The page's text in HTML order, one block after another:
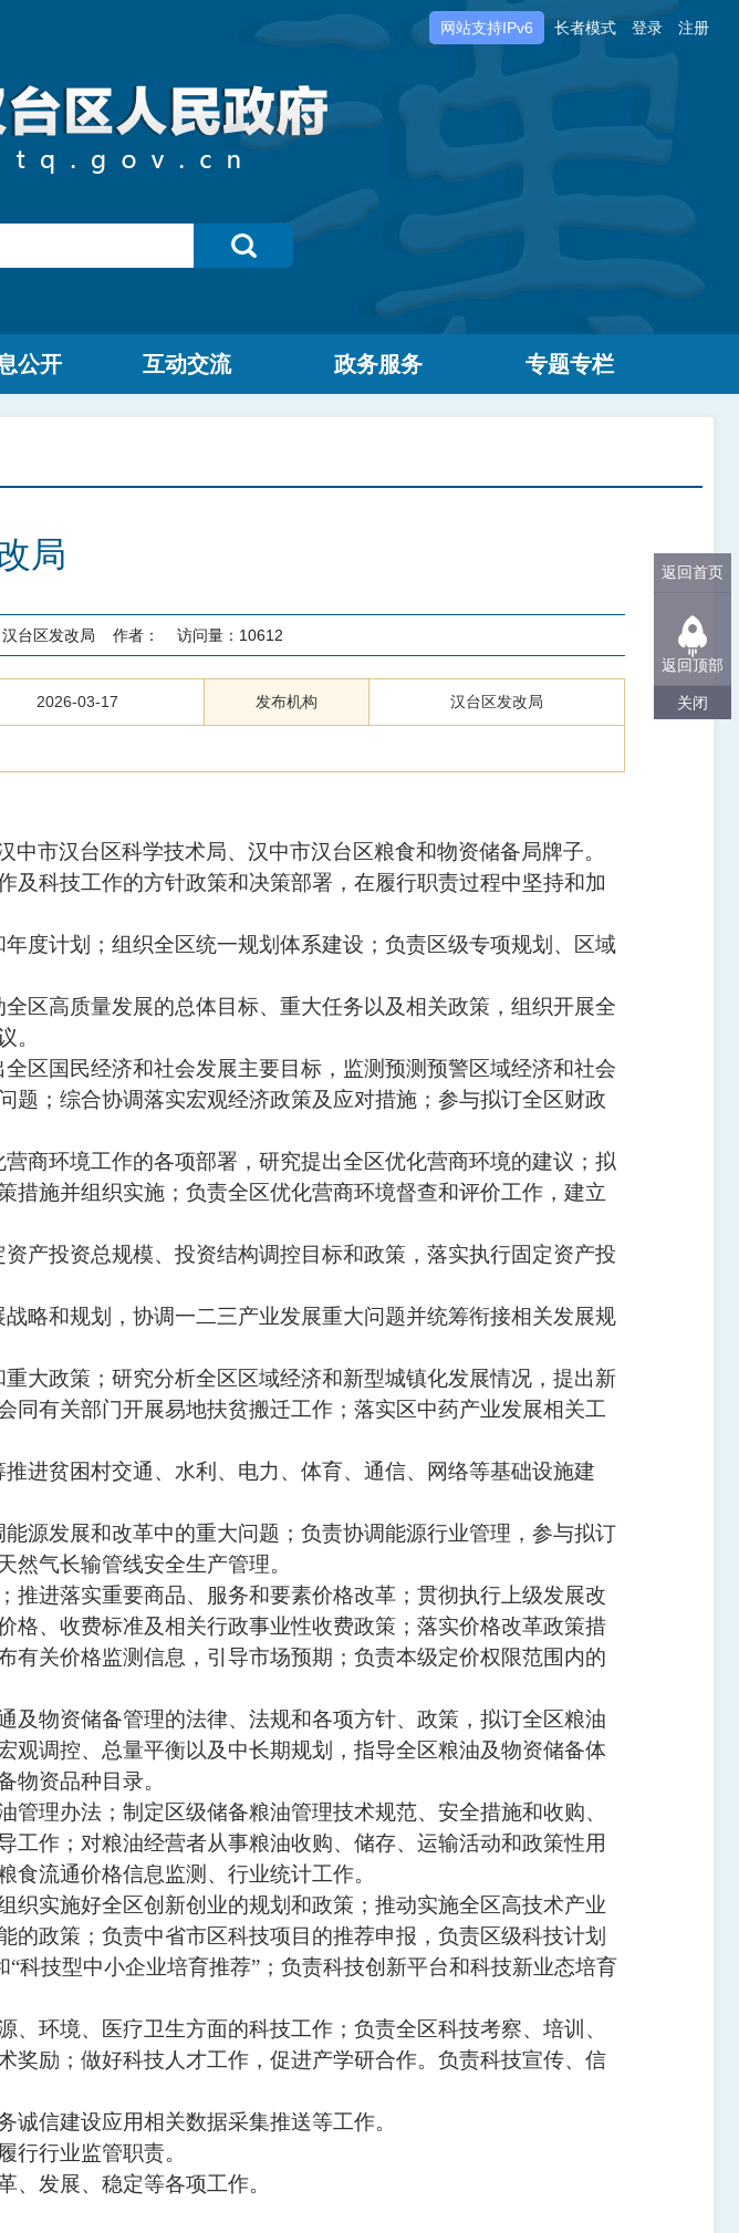
网站支持IPv6 长者模式 登录 注册
公开 互动交流 政务服务 专题专栏
局
汉台区发改局 作者： 访问量： 10612
2026-03-17 发布机构 汉台区发改局
市汉台区科学技术局、汉中市汉台区粮食和物资储备局牌子。
及科技工作的方针政策和决策部署，在履行职责过程中坚持和加
度计划；组织全区统一规划体系建设；负责区级专项规划、区域
区高质量发展的总体目标、重大任务以及相关政策，组织开展全
。
区国民经济和社会发展主要目标，监测预测预警区域经济和社会
；综合协调落实宏观经济政策及应对措施；参与拟订全区财政
商环境工作的各项部署，研究提出全区优化营商环境的建议；拟
施并组织实施；负责全区优化营商环境督查和评价工作，建立
产投资总规模、投资结构调控目标和政策，落实执行固定资产投
略和规划，协调一二三产业发展重大问题并统筹衔接相关发展规
大政策；研究分析全区区域经济和新型城镇化发展情况，提出新
有关部门开展易地扶贫搬迁工作；落实区中药产业发展相关工
进贫困村交通、水利、电力、体育、通信、网络等基础设施建
源发展和改革中的重大问题；负责协调能源行业管理，参与拟订
气长输管线安全生产管理。
推进落实重要商品、服务和要素价格改革；贯彻执行上级发展改
、收费标准及相关行政事业性收费政策；落实价格改革政策措
关价格监测信息，引导市场预期；负责本级定价权限范围内的
及物资储备管理的法律、法规和各项方针、政策，拟订全区粮油
调控、总量平衡以及中长期规划，指导全区粮油及物资储备体
物资品种目录。
理办法；制定区级储备粮油管理技术规范、安全措施和收购、
作；对粮油经营者从事粮油收购、储存、运输活动和政策性用
流通价格信息监测、行业统计工作。
织实施好全区创新创业的规划和政策；推动实施全区高技术产业
政策；负责中省市区科技项目的推荐申报，负责区级科技计划
“科技型中小企业培育推荐” ；负责科技创新平台和科技新业态培育
环境、医疗卫生方面的科技工作；负责全区科技考察、培训、
励；做好科技人才工作，促进产学研合作。负责科技宣传、信
信建设应用相关数据采集推送等工作。
行行业监管职责。
、发展、稳定等各项工作。
返回首页
返回顶部
关闭